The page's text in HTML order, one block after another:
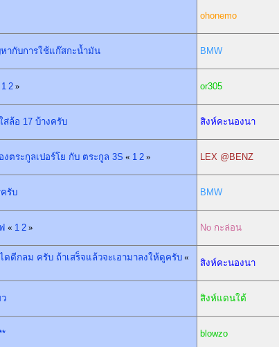
ohonemo
หากับการใช้แก๊สกะน้ำมัน BMW
1 2 » or305
ส่ล้อ 17 บ้างครับ สิงห์คะนองนา
ตระกูลเปอร์โย กับ ตระกูล 3S « 1 2 » LEX @BENZ
รับ BMW
« 1 2 » No กะล่อน
ดดีกลม ครับ ถ้าเสร็จแล้วจะเอามาลงให้ดูครับ «
สิงห์คะนองนา
สิงห์แดนใต้
blowzo